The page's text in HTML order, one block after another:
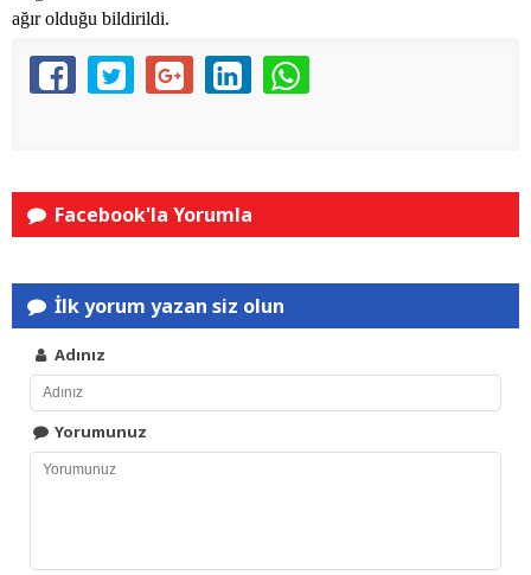
ağır olduğu bildirildi.
Facebook'la Yorumla
İlk yorum yazan siz olun
Adınız
Yorumunuz